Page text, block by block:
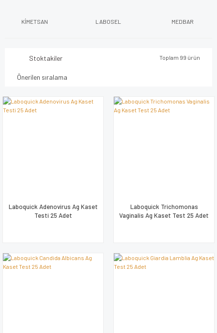
KİMETSAN LABOSEL MEDBAR
Stoktakiler Toplam 99 ürün
Laboquick Adenovirus Ag Kaset
Testi 25 Adet
Laboquick Trichomonas
Vaginalis Ag Kaset Test 25 Adet